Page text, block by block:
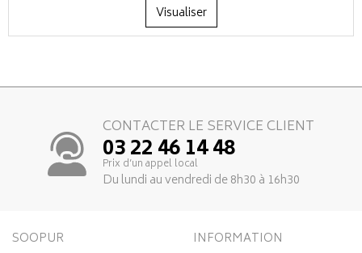
Visualiser
CONTACTER LE SERVICE CLIENT
03 22 46 14 48
Prix d’un appel local
Du lundi au vendredi de 8h30 à 16h30
SOOPUR INFORMATION